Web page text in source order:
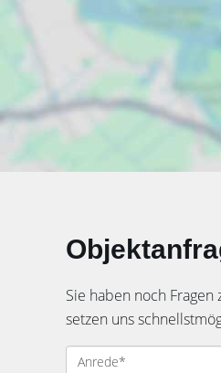
Sie haben noch
setzen uns